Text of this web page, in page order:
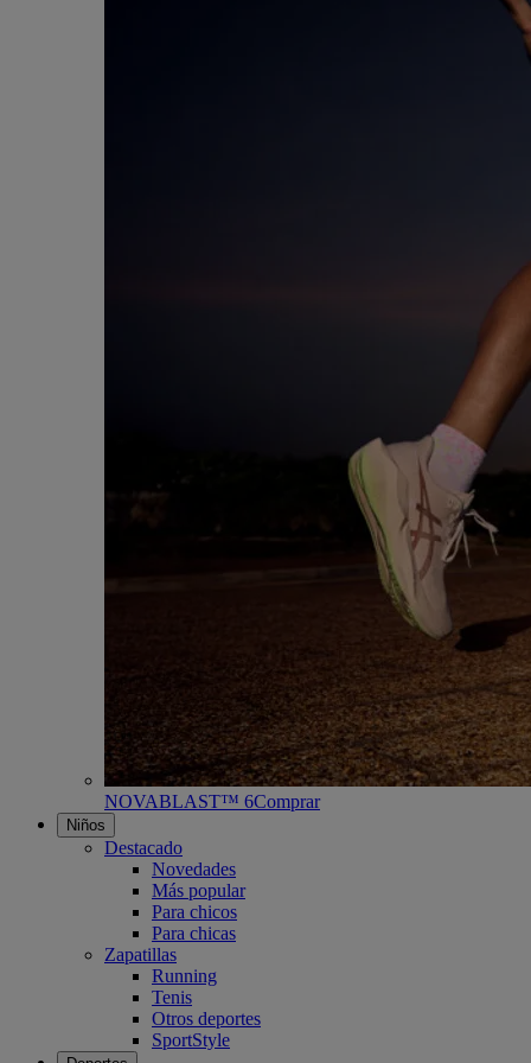
NOVABLAST™ 6Comprar
Niños
Destacado
Novedades
Más popular
Para chicos
Para chicas
Zapatillas
Running
Tenis
Otros deportes
SportStyle